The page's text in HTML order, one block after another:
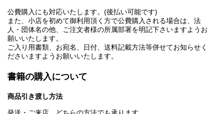
公費購入にも対応いたします。(後払い可能です)
また、小店を初めて御利用頂く方で公費購入される場合は、法
人・団体名の他、ご注文者様の所属部署を明記下さいますようお
願いいたします。
ご入り用書類、お宛名、日付、送料記載方法等併せてお知らせく
ださいますようお願いいたします。
書籍の購入について
商品引き渡し方法